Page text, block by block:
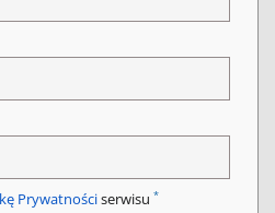
Prywatnościserwisu *